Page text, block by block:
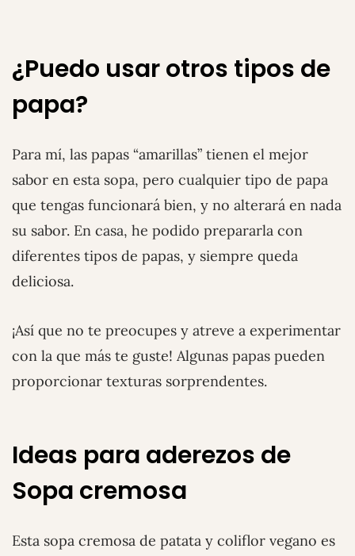
¿Puedo usar otros tipos de
papa?
Para mí, las papas “amarillas” tienen el mejor
sabor en esta sopa, pero cualquier tipo de papa
que tengas funcionará bien, y no alterará en nada
su sabor. En casa, he podido prepararla con
diferentes tipos de papas, y siempre queda
deliciosa.
¡Así que no te preocupes y atreve a experimentar
con la que más te guste! Algunas papas pueden
proporcionar texturas sorprendentes.
Ideas para aderezos de
Sopa cremosa
Esta sopa cremosa de patata y coliflor vegano es